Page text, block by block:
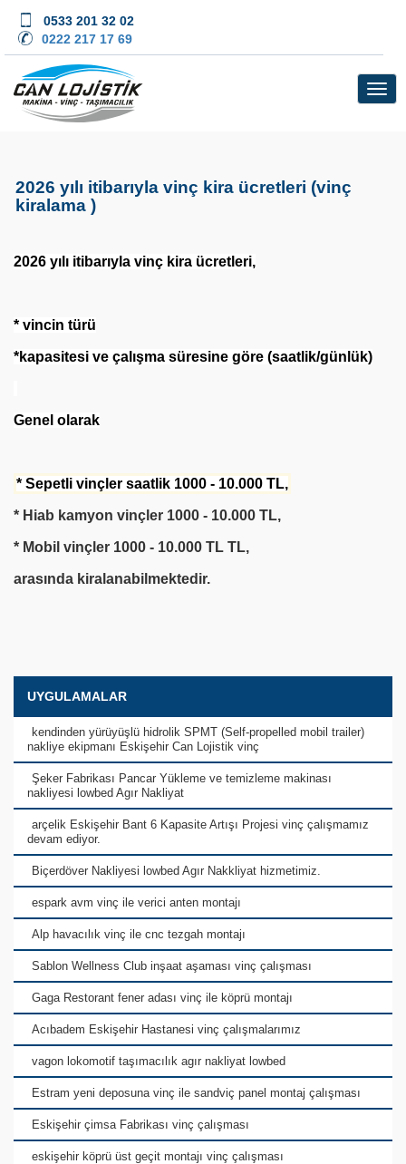
0533 201 32 02
0222 217 17 69
2026 yılı itibarıyla vinç kira ücretleri (vinç
kiralama )
2026 yılı itibarıyla vinç kira ücretleri,
* vincin türü
*kapasitesi ve çalışma süresine göre (saatlik/günlük)
Genel olarak
* Sepetli vinçler saatlik 1000 - 10.000 TL,
* Hiab kamyon vinçler 1000 - 10.000 TL,
* Mobil vinçler 1000 - 10.000 TL TL,
arasında kiralanabilmektedir.
UYGULAMALAR
kendinden yürüyüşlü hidrolik SPMT (Self-propelled mobil trailer)
nakliye ekipmanı Eskişehir Can Lojistik vinç
Şeker Fabrikası Pancar Yükleme ve temizleme makinası
nakliyesi lowbed Agır Nakliyat
arçelik Eskişehir Bant 6 Kapasite Artışı Projesi vinç çalışmamız
devam ediyor.
Biçerdöver Nakliyesi lowbed Agır Nakkliyat hizmetimiz.
espark avm vinç ile verici anten montajı
Alp havacılık vinç ile cnc tezgah montajı
Sablon Wellness Club inşaat aşaması vinç çalışması
Gaga Restorant fener adası vinç ile köprü montajı
Acıbadem Eskişehir Hastanesi vinç çalışmalarımız
vagon lokomotif taşımacılık agır nakliyat lowbed
Estram yeni deposuna vinç ile sandviç panel montaj çalışması
Eskişehir çimsa Fabrikası vinç çalışması
eskişehir köprü üst geçit montajı vinç çalışması